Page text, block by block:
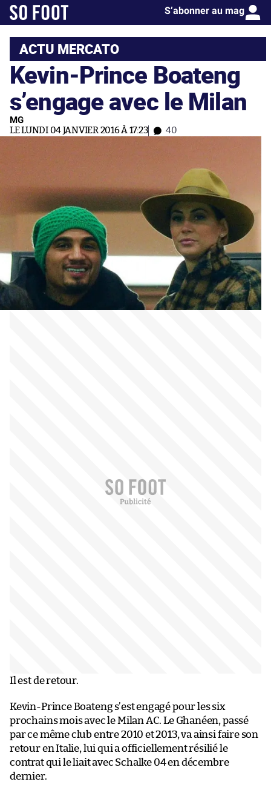
S’abonner au mag
ACTU MERCATO
Kevin-Prince Boateng
s’engage avec le Milan
MG
LE LUNDI 04 JANVIER 2016 À 17:23 40
Il est de retour.
Kevin-Prince Boateng s’est engagé pour les six
prochains mois avec le Milan AC. Le Ghanéen, passé
par ce même club entre 2010 et 2013, va ainsi faire son
retour en Italie, lui qui a officiellement résilié le
contrat qui le liait avec Schalke 04 en décembre
dernier.